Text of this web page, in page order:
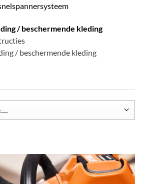
/ beschermende kleding
/ beschermende kleding